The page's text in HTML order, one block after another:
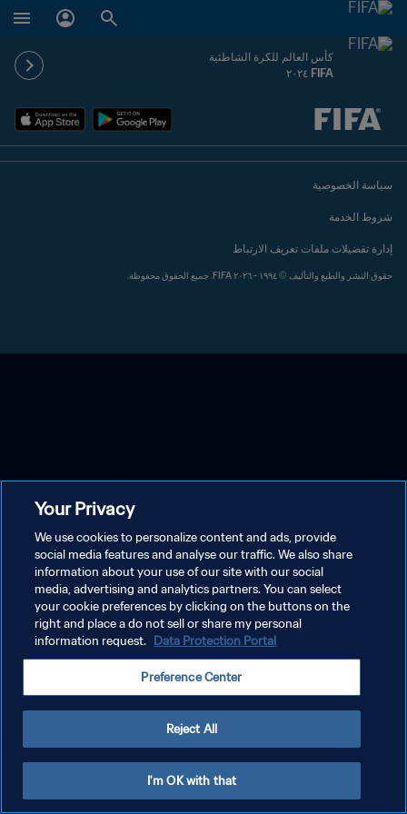
كأس العالم للكرة الشاطئية
FIFA ٢٠٢٤
يُحدَّد لاحقاً ضد يُحدَّد لاحقاً
سياسة الخصوصية
شروط الخدمة
إدارة تفضيلات ملفات تعريف الارتباط
حقوق النشر والطبع والتأليف © ١٩٩٤ - ٢٠٢٦ FIFA. جميع الحقوق محفوظة.
Your Privacy
We use cookies to personalize content and ads, provide
social media features and analyse our traffic. We also share
information about your use of our site with our social
media, advertising and analytics partners. You can select
your cookie preferences by clicking on the buttons on the
right and place a do not sell or share my personal
information request. Data Protection Portal
Preference Center
Reject All
I'm OK with that